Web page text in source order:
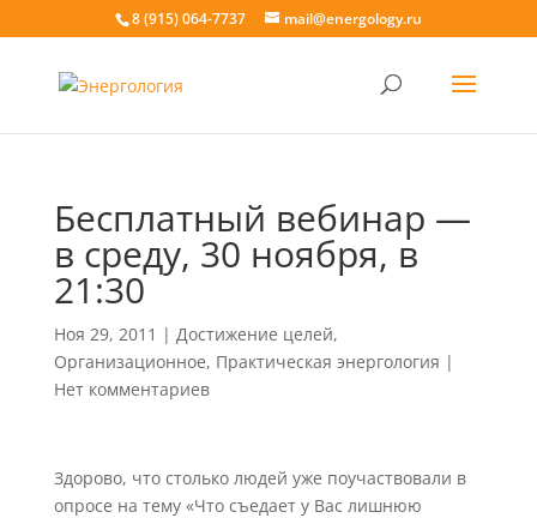
8 (915) 064-7737 mail@energology.ru
Бесплатный вебинар —
в среду, 30 ноября, в
21:30
Ноя 29, 2011 | Достижение целей,
Организационное, Практическая энергология |
Нет комментариев
Здорово, что столько людей уже поучаствовали в
опросе на тему «Что съедает у Вас лишнюю